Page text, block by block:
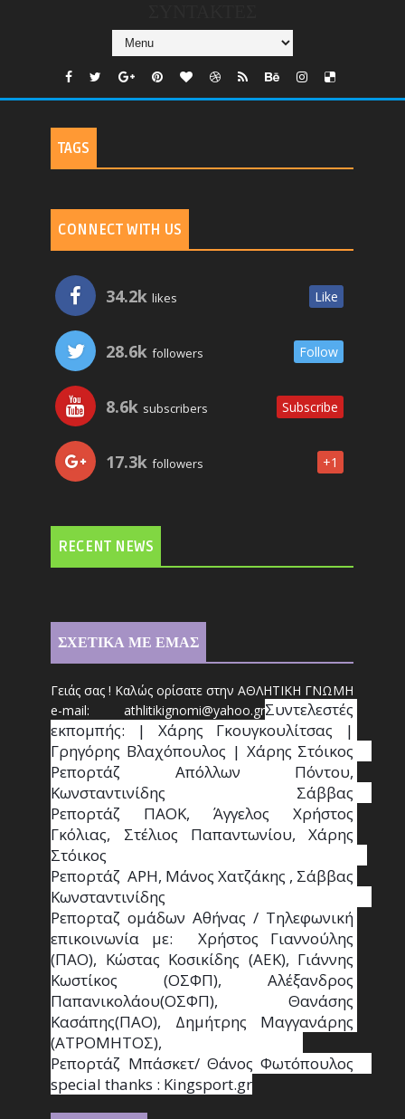
TAGS
CONNECT WITH US
34.2k likes Like
28.6k followers Follow
8.6k subscribers Subscribe
17.3k followers +1
RECENT NEWS
ΣΧΕΤΙΚΑ ΜΕ ΕΜΑΣ
Γειάς σας ! Καλώς ορίσατε στην ΑΘΛΗΤΙΚΗ ΓΝΩΜΗ
e-mail: athlitikignomi@yahoo.grΣυντελεστές
εκπομπής: | Χάρης Γκουγκουλίτσας |
Γρηγόρης Βλαχόπουλος | Χάρης Στόικος
Ρεπορτάζ Απόλλων Πόντου,
Κωνσταντινίδης   Σάββας
Ρεπορτάζ ΠΑΟΚ, Άγγελος Χρήστος
Γκόλιας, Στέλιος Παπαντωνίου, Χάρης
Στόικος
Ρεπορτάζ  ΑΡΗ, Μάνος Χατζάκης , Σάββας
Κωνσταντινίδης
Ρεπορταζ ομάδων Αθήνας / Τηλεφωνική
επικοινωνία με:  Χρήστος Γιαννούλης
(ΠΑΟ), Κώστας Κοσικίδης (ΑΕΚ), Γιάννης
Κωστίκος (ΟΣΦΠ), Αλέξανδρος
Παπανικολάου(ΟΣΦΠ), Θανάσης
Κασάπης(ΠΑΟ), Δημήτρης Μαγγανάρης
(ΑΤΡΟΜΗΤΟΣ),
Ρεπορτάζ Μπάσκετ/ Θάνος Φωτόπουλος
special thanks : Κingsport.gr